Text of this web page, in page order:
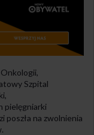
Szpital
pielęgniarki
poszła na zwolnienia